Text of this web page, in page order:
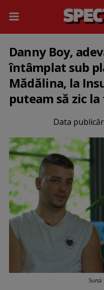
Danny Boy,
întâmplat sub
Mădălina, la
puteam să zic
Data
Sursă